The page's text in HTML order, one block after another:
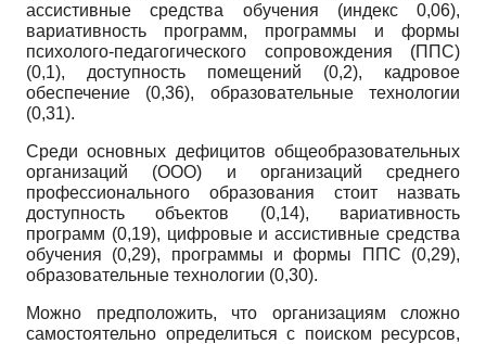
ассистивные средства обучения (индекс 0,06),
вариативность программ, программы и формы
психолого-педагогического сопровождения (ППС)
(0,1), доступность помещений (0,2), кадровое
обеспечение (0,36), образовательные технологии
(0,31).
Среди основных дефицитов общеобразовательных
организаций (ООО) и организаций среднего
профессионального образования стоит назвать
доступность объектов (0,14), вариативность
программ (0,19), цифровые и ассистивные средства
обучения (0,29), программы и формы ППС (0,29),
образовательные технологии (0,30).
Можно предположить, что организациям сложно
самостоятельно определиться с поиском ресурсов,